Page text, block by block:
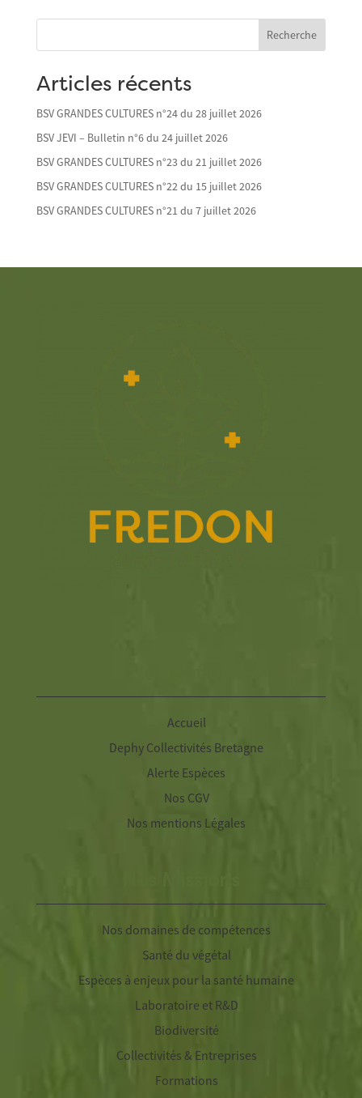
Recherche
Articles récents
BSV GRANDES CULTURES n°24 du 28 juillet 2026
BSV JEVI – Bulletin n°6 du 24 juillet 2026
BSV GRANDES CULTURES n°23 du 21 juillet 2026
BSV GRANDES CULTURES n°22 du 15 juillet 2026
BSV GRANDES CULTURES n°21 du 7 juillet 2026
Accueil
Dephy Collectivités Bretagne
Alerte Espèces
Nos CGV
Nos mentions Légales
Nos domaines de compétences
Santé du végétal
Espèces à enjeux pour la santé humaine
Laboratoire et R&D
Biodiversité
Collectivités & Entreprises
Formations